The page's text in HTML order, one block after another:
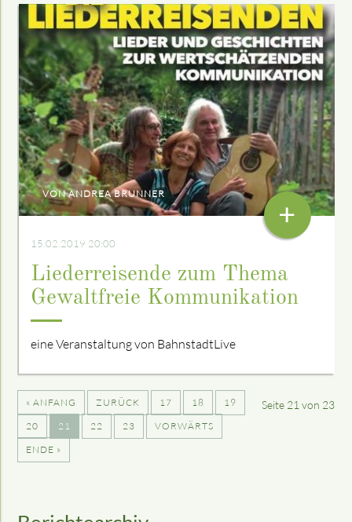
VON ANDREA BRUNNER
15.02.2019 20:00
Liederreisende zum Thema
Gewaltfreie Kommunikation
eine Veranstaltung von BahnstadtLive
+
Seite 21 von 23
« ANFANG ZURÜCK 17 18
19
20
21 22 23
VORWÄRTS
ENDE »